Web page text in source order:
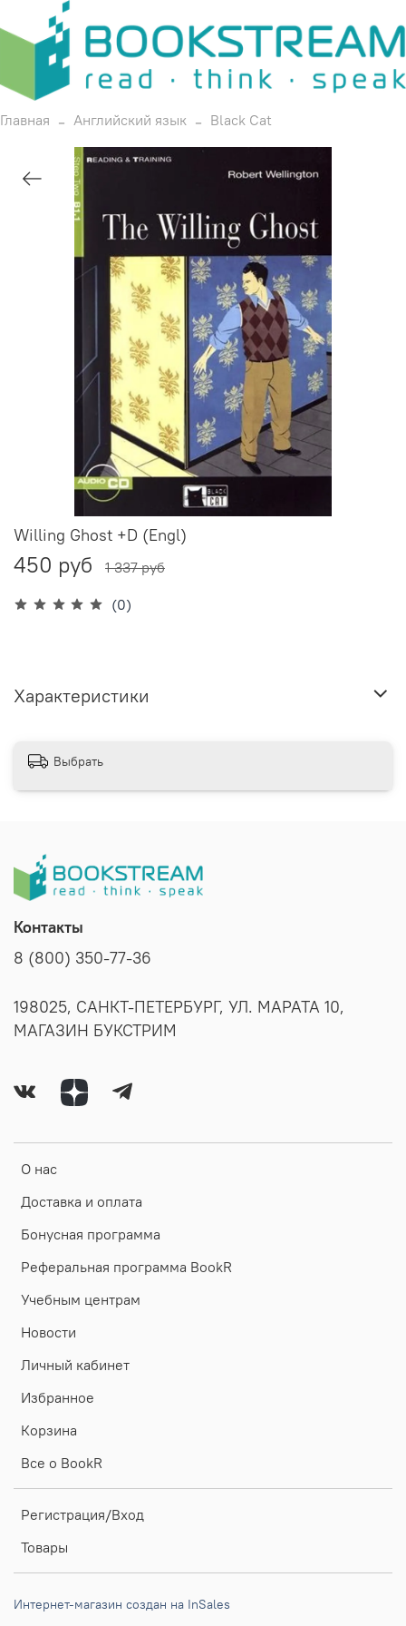
Главная Английский язык Black Cat
(0)
Willing Ghost +D (Engl)
450 руб 1 337 руб
Характеристики
Выбрать
О нас
Доставка и оплата
Бонусная программа
Реферальная программа BookR
Учебным центрам
Новости
Личный кабинет
Избранное
Корзина
Все о BookR
Регистрация/Вход
Товары
Контакты
8 (800) 350-77-36
198025, САНКТ-ПЕТЕРБУРГ, УЛ. МАРАТА 10,
МАГАЗИН БУКСТРИМ
Интернет-магазин создан на InSales